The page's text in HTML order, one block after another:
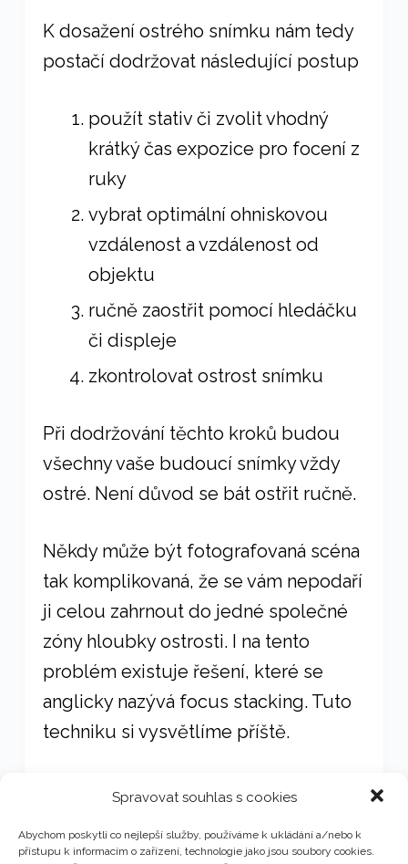
Spravovat souhlas s cookies
Abychom poskytli co nejlepší služby, používáme k ukládání a/nebo k
přístupu k informacím o zařízení, technologie jako jsou soubory cookies.
K dosažení ostrého snímku nám tedy
postačí dodržovat následující postup
použít stativ či zvolit vhodný
krátký čas expozice pro focení z
ruky
vybrat optimální ohniskovou
vzdálenost a vzdálenost od
objektu
ručně zaostřit pomocí hledáčku
či displeje
zkontrolovat ostrost snímku
Při dodržování těchto kroků budou
všechny vaše budoucí snímky vždy
ostré. Není důvod se bát ostřit ručně.
Někdy může být fotografovaná scéna
tak komplikovaná, že se vám nepodaří
ji celou zahrnout do jedné společné
zóny hloubky ostrosti. I na tento
problém existuje řešení, které se
anglicky nazývá focus stacking. Tuto
techniku si vysvětlíme příště.